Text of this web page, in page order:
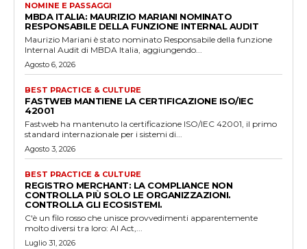
NOMINE E PASSAGGI
MBDA ITALIA: MAURIZIO MARIANI NOMINATO
RESPONSABILE DELLA FUNZIONE INTERNAL AUDIT
Maurizio Mariani è stato nominato Responsabile della funzione
Internal Audit di MBDA Italia, aggiungendo...
Agosto 6, 2026
BEST PRACTICE & CULTURE
FASTWEB MANTIENE LA CERTIFICAZIONE ISO/IEC
42001
Fastweb ha mantenuto la certificazione ISO/IEC 42001, il primo
standard internazionale per i sistemi di...
Agosto 3, 2026
BEST PRACTICE & CULTURE
REGISTRO MERCHANT: LA COMPLIANCE NON
CONTROLLA PIÙ SOLO LE ORGANIZZAZIONI.
CONTROLLA GLI ECOSISTEMI.
C'è un filo rosso che unisce provvedimenti apparentemente
molto diversi tra loro: AI Act,...
Luglio 31, 2026